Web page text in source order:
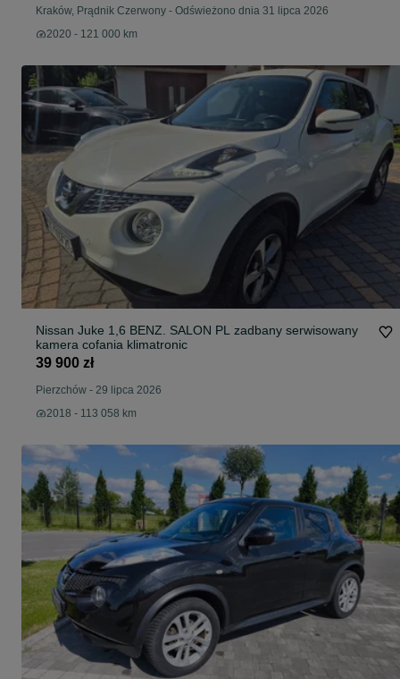
Kraków, Prądnik Czerwony - Odświeżono dnia 31 lipca 2026
2020 - 121 000 km
Nissan Juke 1,6 BENZ. SALON PL zadbany serwisowany
kamera cofania klimatronic
39 900 zł
Pierzchów - 29 lipca 2026
2018 - 113 058 km